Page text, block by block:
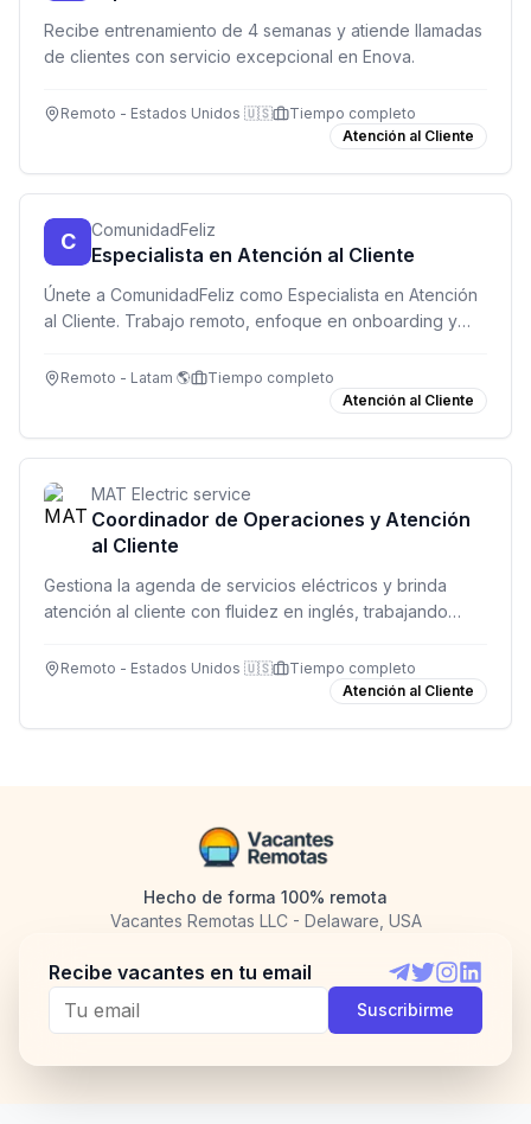
Recibe entrenamiento de 4 semanas y atiende llamadas
de clientes con servicio excepcional en Enova.
Remoto - Estados Unidos 🇺🇸
Tiempo completo
Atención al Cliente
C ComunidadFeliz
Especialista en Atención al Cliente
Únete a ComunidadFeliz como Especialista en Atención
al Cliente. Trabajo remoto, enfoque en onboarding y
Remoto - Latam 🌎
Tiempo completo
Atención al Cliente
MAT Electric service
Coordinador de Operaciones y Atención
al Cliente
Gestiona la agenda de servicios eléctricos y brinda
atención al cliente con fluidez en inglés, trabajando
Remoto - Estados Unidos 🇺🇸
Tiempo completo
Atención al Cliente
Hecho de forma 100% remota
Vacantes Remotas LLC - Delaware, USA
Recibe vacantes en tu email
Telegram
TwitterInstagram
Suscribirme